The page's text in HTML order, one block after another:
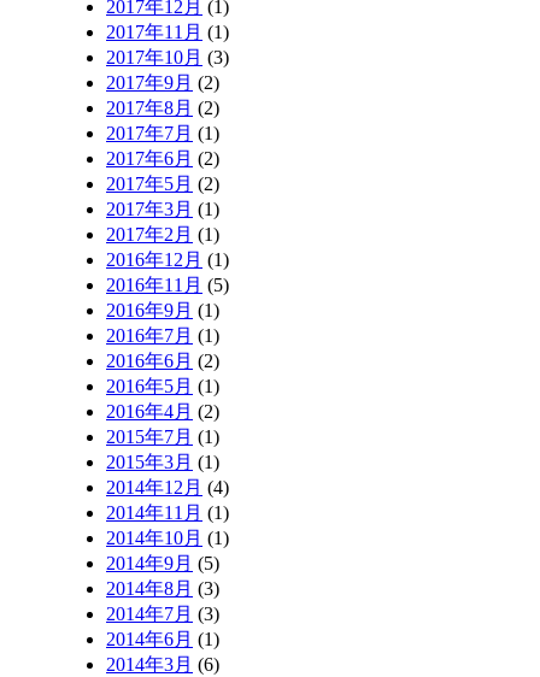
2017年12月 (1)
2017年11月 (1)
2017年10月 (3)
2017年9月 (2)
2017年8月 (2)
2017年7月 (1)
2017年6月 (2)
2017年5月 (2)
2017年3月 (1)
2017年2月 (1)
2016年12月 (1)
2016年11月 (5)
2016年9月 (1)
2016年7月 (1)
2016年6月 (2)
2016年5月 (1)
2016年4月 (2)
2015年7月 (1)
2015年3月 (1)
2014年12月 (4)
2014年11月 (1)
2014年10月 (1)
2014年9月 (5)
2014年8月 (3)
2014年7月 (3)
2014年6月 (1)
2014年3月 (6)